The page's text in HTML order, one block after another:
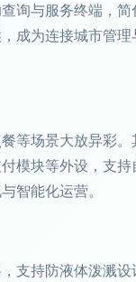
询与服务终端，
成为连接城市管
等场景大放异彩
模块等外设，支
智能化运营。
支持防液体泼溅设